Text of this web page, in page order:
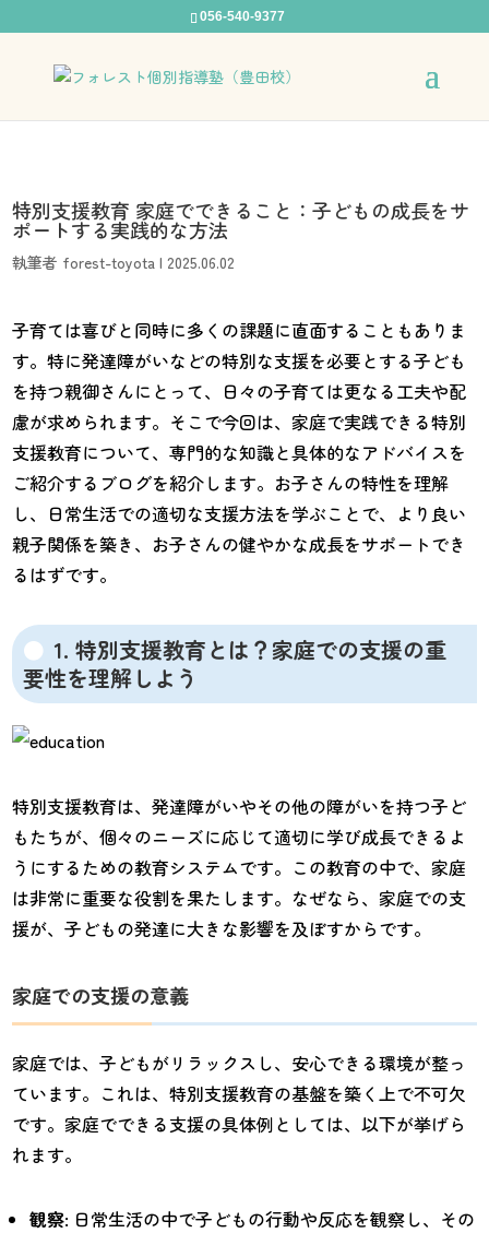
056-540-9377
特別支援教育 家庭でできること：子どもの成長をサ
ポートする実践的な方法
執筆者 forest-toyota |2025.06.02
子育ては喜びと同時に多くの課題に直面することもありま
す。特に発達障がいなどの特別な支援を必要とする子ども
を持つ親御さんにとって、日々の子育ては更なる工夫や配
慮が求められます。そこで今回は、家庭で実践できる特別
支援教育について、専門的な知識と具体的なアドバイスを
ご紹介するブログを紹介します。お子さんの特性を理解
し、日常生活での適切な支援方法を学ぶことで、より良い
親子関係を築き、お子さんの健やかな成長をサポートでき
るはずです。
1. 特別支援教育とは？家庭での支援の重
要性を理解しよう
特別支援教育は、発達障がいやその他の障がいを持つ子ど
もたちが、個々のニーズに応じて適切に学び成長できるよ
うにするための教育システムです。この教育の中で、家庭
は非常に重要な役割を果たします。なぜなら、家庭での支
援が、子どもの発達に大きな影響を及ぼすからです。
家庭での支援の意義
家庭では、子どもがリラックスし、安心できる環境が整っ
ています。これは、特別支援教育の基盤を築く上で不可欠
です。家庭でできる支援の具体例としては、以下が挙げら
れます。
観察: 日常生活の中で子どもの行動や反応を観察し、その